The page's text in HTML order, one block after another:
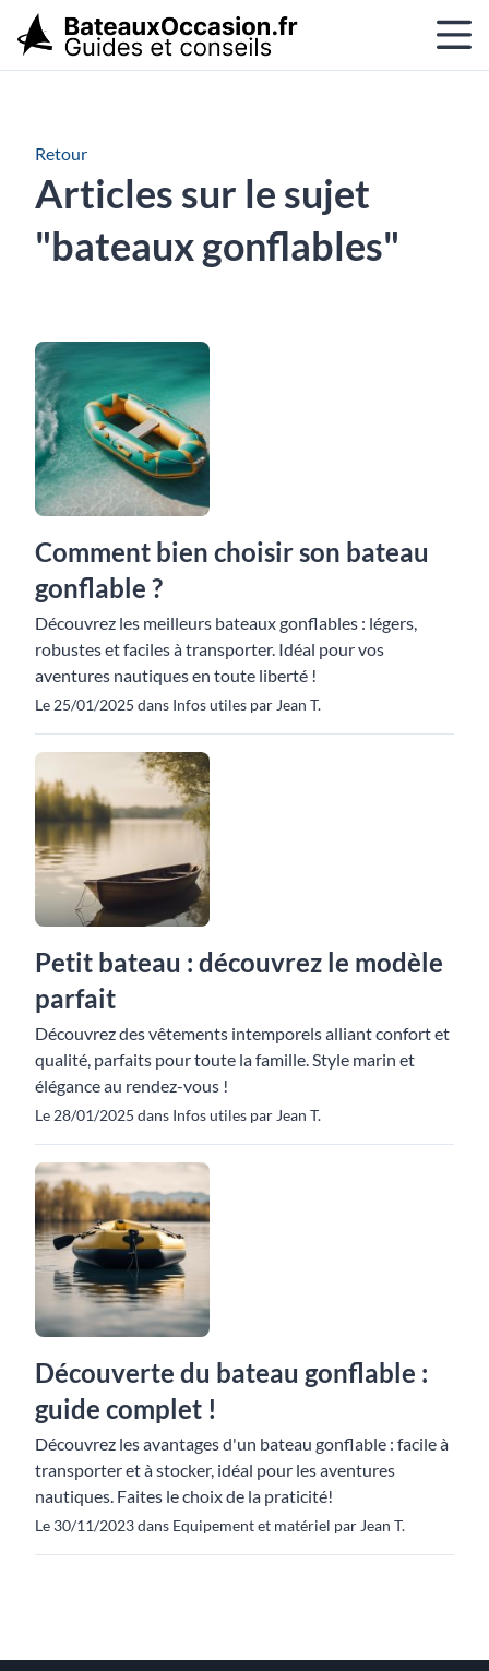
Retour
Articles sur le sujet
"bateaux gonflables"
Comment bien choisir son bateau
gonflable ?
Découvrez les meilleurs bateaux gonflables : légers,
robustes et faciles à transporter. Idéal pour vos
aventures nautiques en toute liberté !
Le 25/01/2025 dans Infos utiles par Jean T.
Petit bateau : découvrez le modèle
parfait
Découvrez des vêtements intemporels alliant confort et
qualité, parfaits pour toute la famille. Style marin et
élégance au rendez-vous !
Le 28/01/2025 dans Infos utiles par Jean T.
Découverte du bateau gonflable :
guide complet !
Découvrez les avantages d'un bateau gonflable : facile à
transporter et à stocker, idéal pour les aventures
nautiques. Faites le choix de la praticité!
Le 30/11/2023 dans Equipement et matériel par Jean T.